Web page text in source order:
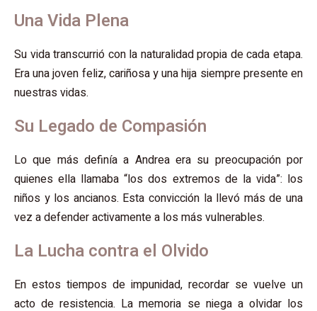
Una Vida Plena
Su vida transcurrió con la naturalidad propia de cada etapa.
Era una joven feliz, cariñosa y una hija siempre presente en
nuestras vidas.
Su Legado de Compasión
Lo que más definía a Andrea era su preocupación por
quienes ella llamaba “los dos extremos de la vida”: los
niños y los ancianos. Esta convicción la llevó más de una
vez a defender activamente a los más vulnerables.
La Lucha contra el Olvido
En estos tiempos de impunidad, recordar se vuelve un
acto de resistencia. La memoria se niega a olvidar los